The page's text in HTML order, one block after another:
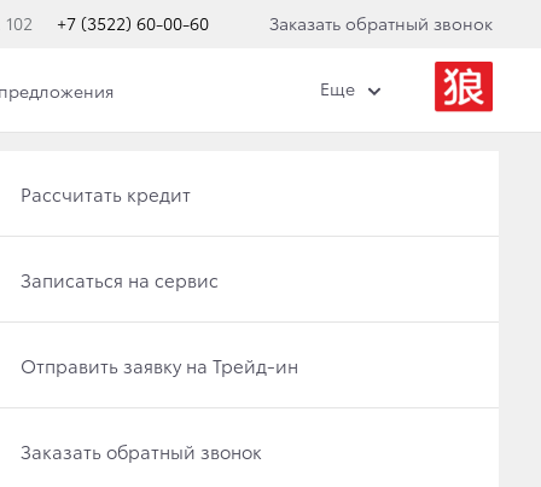
+7 (3522) 60-00-60 Заказать обратный звонок
Получить консультацию по кредиту
Отправить заявку на Трейд-ин
Записаться на сервис
Заказать обратный звонок
Рассчитать кредит
Записаться на сервис
Отправить заявку на Трейд-ин
Заказать обратный звонок
Еще